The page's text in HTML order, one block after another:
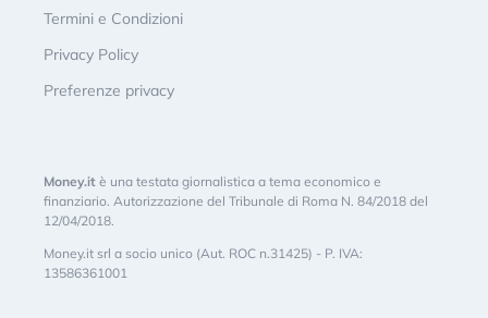
Termini e Condizioni
Privacy Policy
Preferenze privacy
Money.it è una testata giornalistica a tema economico e
finanziario. Autorizzazione del Tribunale di Roma N. 84/2018 del
12/04/2018.
Money.it srl a socio unico (Aut. ROC n.31425) - P. IVA:
13586361001